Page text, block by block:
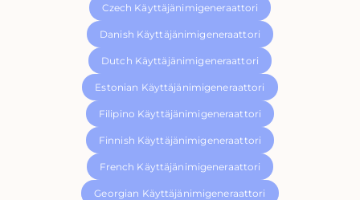
Czech Käyttäjänimigeneraattori
Danish Käyttäjänimigeneraattori
Dutch Käyttäjänimigeneraattori
Estonian Käyttäjänimigeneraattori
Filipino Käyttäjänimigeneraattori
Finnish Käyttäjänimigeneraattori
French Käyttäjänimigeneraattori
Georgian Käyttäjänimigeneraattori